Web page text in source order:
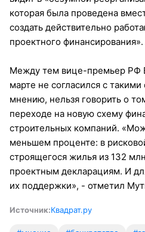
которая была проведена
создать действительно
проектного финансирования».
Между тем вице-премьер РФ
марте не согласился с
мнению, нельзя говорить о
переходе на новую схему
строительных компаний.
меньшем проценте: в
строящегося жилья из 132
проектным декларациям. И
их поддержки», - отметил
Источник:Квадрат.ру